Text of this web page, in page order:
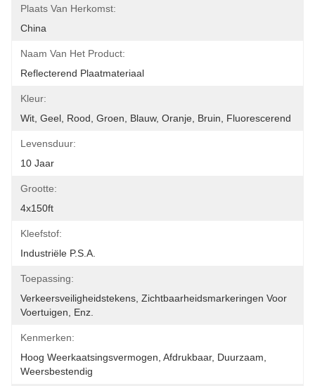
Plaats Van Herkomst:
China
Naam Van Het Product:
Reflecterend Plaatmateriaal
Kleur:
Wit, Geel, Rood, Groen, Blauw, Oranje, Bruin, Fluorescerend
Levensduur:
10 Jaar
Grootte:
4x150ft
Kleefstof:
Industriële P.S.A.
Toepassing:
Verkeersveiligheidstekens, Zichtbaarheidsmarkeringen Voor
Voertuigen, Enz.
Kenmerken:
Hoog Weerkaatsingsvermogen, Afdrukbaar, Duurzaam,
Weersbestendig